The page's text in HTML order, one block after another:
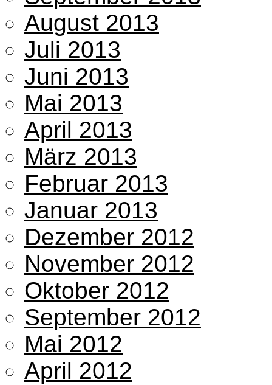
August 2013
Juli 2013
Juni 2013
Mai 2013
April 2013
März 2013
Februar 2013
Januar 2013
Dezember 2012
November 2012
Oktober 2012
September 2012
Mai 2012
April 2012